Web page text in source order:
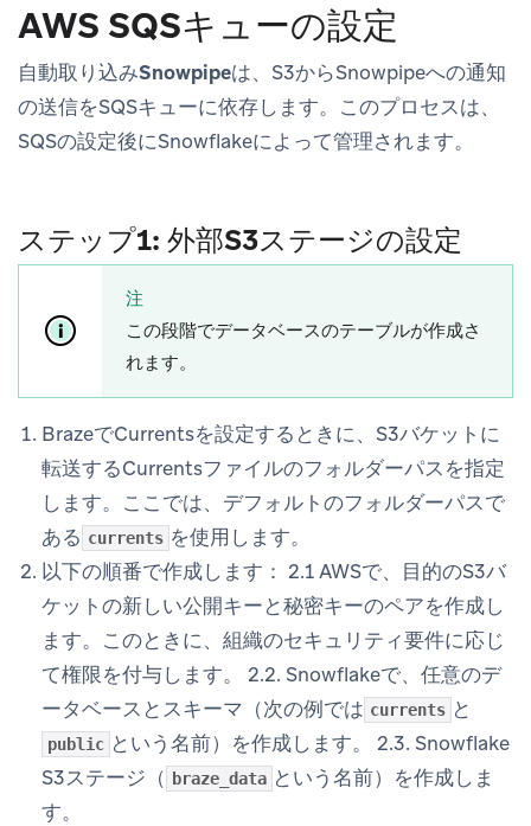
AWS SQSキューの設定
自動取り込みSnowpipeは、S3からSnowpipeへの通知
の送信をSQSキューに依存します。このプロセスは、
SQSの設定後にSnowflakeによって管理されます。
ステップ1: 外部S3ステージの設定
注
この段階でデータベースのテーブルが作成さ
れます。
BrazeでCurrentsを設定するときに、S3バケットに
転送するCurrentsファイルのフォルダーパスを指定
します。ここでは、デフォルトのフォルダーパスで
ある currents を使用します。
以下の順番で作成します： 2.1 AWSで、目的のS3バ
ケットの新しい公開キーと秘密キーのペアを作成し
ます。このときに、組織のセキュリティ要件に応じ
て権限を付与します。 2.2. Snowflakeで、任意のデ
ータベースとスキーマ（次の例では currents と
public という名前）を作成します。 2.3. Snowflake
S3ステージ（
braze_data という名前）を作成しま
す。